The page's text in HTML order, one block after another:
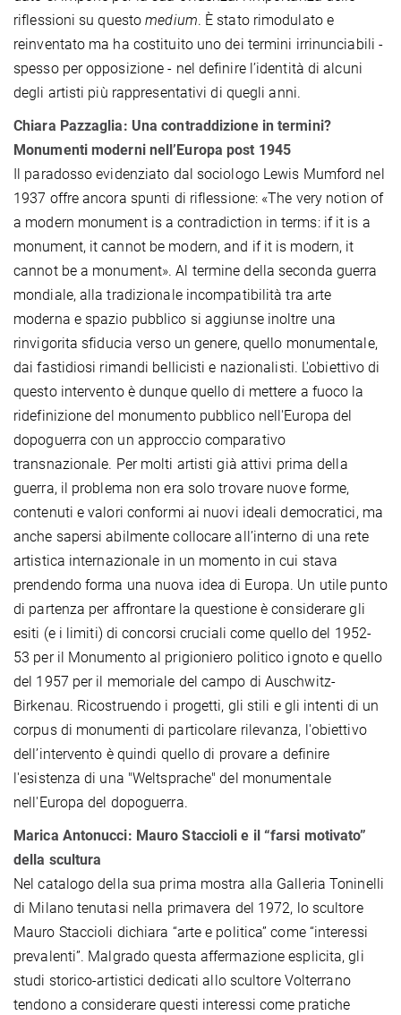
riflessioni su questomedium. È stato rimodulato e
reinventato ma ha costituito uno dei termini irrinunciabili -
spesso per opposizione - nel definire l’identità di alcuni
degli artisti più rappresentativi di quegli anni.
Chiara Pazzaglia: Una contraddizione in termini?
Monumenti moderni nell’Europa post 1945
Il paradosso evidenziato dal sociologo Lewis Mumford nel
1937 offre ancora spunti di riflessione: «The very notion of
a modern monument is a contradiction in terms: if it is a
monument, it cannot be modern, and if it is modern, it
cannot be a monument». Al termine della seconda guerra
mondiale, alla tradizionale incompatibilità tra arte
moderna e spazio pubblico si aggiunse inoltre una
rinvigorita sfiducia verso un genere, quello monumentale,
dai fastidiosi rimandi bellicisti e nazionalisti. L'obiettivo di
questo intervento è dunque quello di mettere a fuoco la
ridefinizione del monumento pubblico nell'Europa del
dopoguerra con un approccio comparativo
transnazionale. Per molti artisti già attivi prima della
guerra, il problema non era solo trovare nuove forme,
contenuti e valori conformi ai nuovi ideali democratici, ma
anche sapersi abilmente collocare all’interno di una rete
artistica internazionale in un momento in cui stava
prendendo forma una nuova idea di Europa. Un utile punto
di partenza per affrontare la questione è considerare gli
esiti (e i limiti) di concorsi cruciali come quello del 1952-
53 per il Monumento al prigioniero politico ignoto e quello
del 1957 per il memoriale del campo di Auschwitz-
Birkenau. Ricostruendo i progetti, gli stili e gli intenti di un
corpus di monumenti di particolare rilevanza, l'obiettivo
dell’intervento è quindi quello di provare a definire
l'esistenza di una "Weltsprache" del monumentale
nell'Europa del dopoguerra.
Marica Antonucci: Mauro Staccioli e il “farsi motivato”
della scultura
Nel catalogo della sua prima mostra alla Galleria Toninelli
di Milano tenutasi nella primavera del 1972, lo scultore
Mauro Staccioli dichiara “arte e politica” come “interessi
prevalenti”. Malgrado questa affermazione esplicita, gli
studi storico-artistici dedicati allo scultore Volterrano
tendono a considerare questi interessi come pratiche